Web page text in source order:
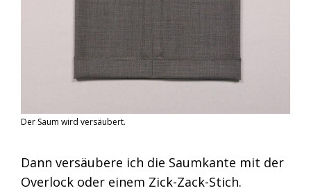
Der Saum wird versäubert.
Dann versäubere ich die Saumkante mit der
Overlock oder einem Zick-Zack-Stich.